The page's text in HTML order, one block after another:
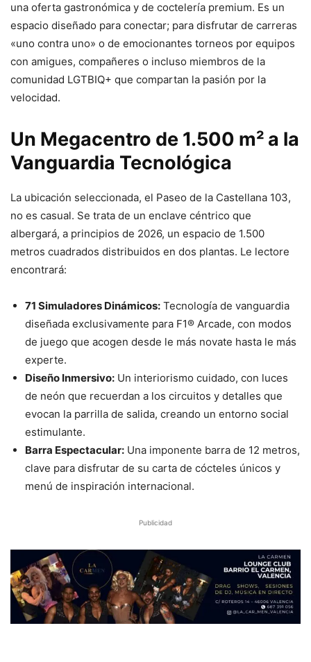
una oferta gastronómica y de coctelería premium. Es un
espacio diseñado para conectar; para disfrutar de carreras
«uno contra uno» o de emocionantes torneos por equipos
con amigues, compañeres o incluso miembros de la
comunidad LGTBIQ+ que compartan la pasión por la
velocidad.
Un Megacentro de 1.500 m² a la
Vanguardia Tecnológica
La ubicación seleccionada, el Paseo de la Castellana 103,
no es casual. Se trata de un enclave céntrico que
albergará, a principios de 2026, un espacio de 1.500
metros cuadrados distribuidos en dos plantas. Le lectore
encontrará:
71 Simuladores Dinámicos: Tecnología de vanguardia
diseñada exclusivamente para F1® Arcade, con modos
de juego que acogen desde le más novate hasta le más
experte.
Diseño Inmersivo: Un interiorismo cuidado, con luces
de neón que recuerdan a los circuitos y detalles que
evocan la parrilla de salida, creando un entorno social
estimulante.
Barra Espectacular: Una imponente barra de 12 metros,
clave para disfrutar de su carta de cócteles únicos y
menú de inspiración internacional.
Publicidad